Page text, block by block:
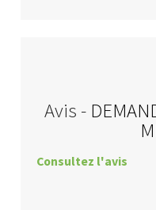
Avis -
Consultez l'avis